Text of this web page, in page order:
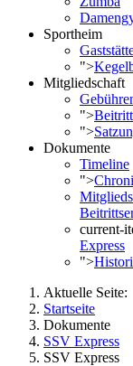
Sportheim
">
Mitgliedschaft
">
">
Dokumente
Timeline
">
current-
Express
">
Aktuelle Seite:
Startseite
Dokumente
SSV Express
SSV Express